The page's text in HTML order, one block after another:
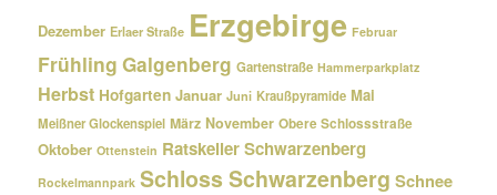
Dezember Erlaer Straße Erzgebirge Februar
Frühling Galgenberg Gartenstraße Hammerparkplatz
Herbst Hofgarten Januar Juni Kraußpyramide Mai
Meißner Glockenspiel März November Obere Schlossstraße
Oktober Ottenstein Ratskeller Schwarzenberg
Rockelmannpark Schloss Schwarzenberg Schnee